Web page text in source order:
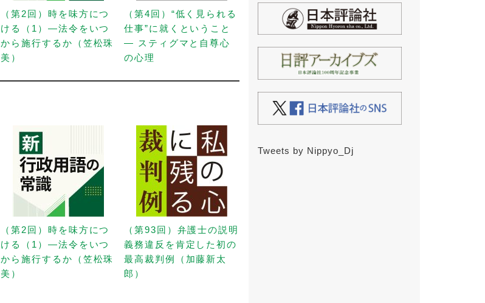
（第2回）時を味方につ
ける（1）—法令をいつ
から施行するか（笠松珠
美）
（第4回）“低く見られる
仕事”に就くということ
— スティグマと自尊心
の心理
（第2回）時を味方につ
ける（1）—法令をいつ
から施行するか（笠松珠
美）
（第93回）弁護士の説明
義務違反を肯定した初の
最高裁判例（加藤新太
郎）
Tweets by Nippyo_Dj